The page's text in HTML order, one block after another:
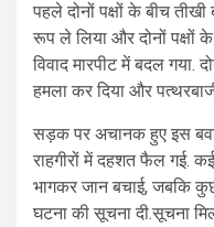
पहले दोनों पक्षों के बीच
रूप ले लिया और दोनों
विवाद मारपीट में बदल गया.
हमला कर दिया और
सड़क पर अचानक हुए इस
राहगीरों में दहशत फैल गई.
भागकर जान बचाई, जबकि
घटना की सूचना दी.सूचना